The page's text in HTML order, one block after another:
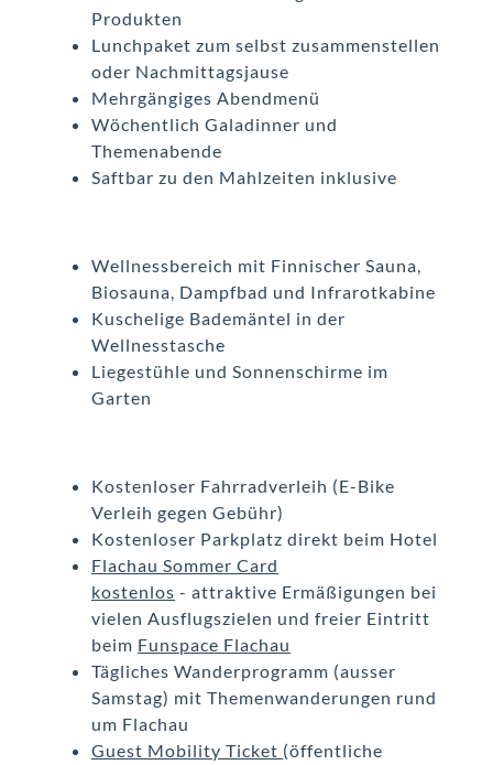
Produkten
Lunchpaket zum selbst zusammenstellen
oder Nachmittagsjause
Mehrgängiges Abendmenü
Wöchentlich Galadinner und
Themenabende
Saftbar zu den Mahlzeiten inklusive
Wellnessbereich mit Finnischer Sauna,
Biosauna, Dampfbad und Infrarotkabine
Kuschelige Bademäntel in der
Wellnesstasche
Liegestühle und Sonnenschirme im
Garten
Kostenloser Fahrradverleih (E-Bike
Verleih gegen Gebühr)
Kostenloser Parkplatz direkt beim Hotel
Flachau Sommer Card
kostenlos - attraktive Ermäßigungen bei
vielen Ausflugszielen und freier Eintritt
beim Funspace Flachau
Tägliches Wanderprogramm (ausser
Samstag) mit Themenwanderungen rund
um Flachau
Guest Mobility Ticket (öffentliche